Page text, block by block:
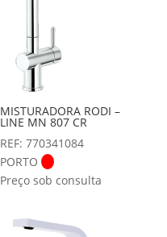
MISTURADORA RODI –
LINE MN 807 CR
REF: 770341084
PORTO
Preço sob consulta